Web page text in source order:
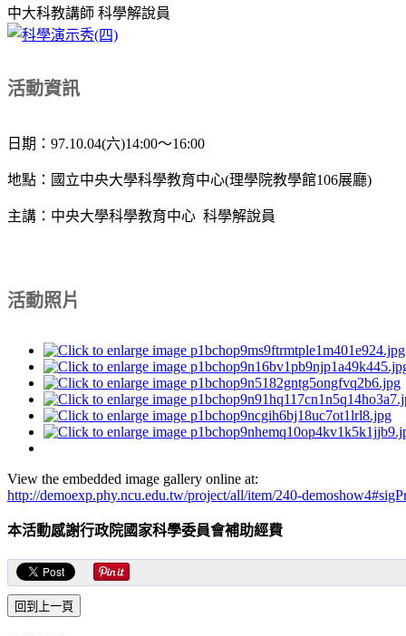
中大科教講師 科學解說員
活動資訊
日期：97.10.04(六)14:00～16:00
地點：國立中央大學科學教育中心(理學院教學館106展廳)
主講 ： 中央大學科學教育中心 科學解說員
活動照片
View the embedded image gallery online at:
http://demoexp.phy.ncu.edu.tw/project/all/item/240-
本活動感謝行政院國家科學委員會補助經費